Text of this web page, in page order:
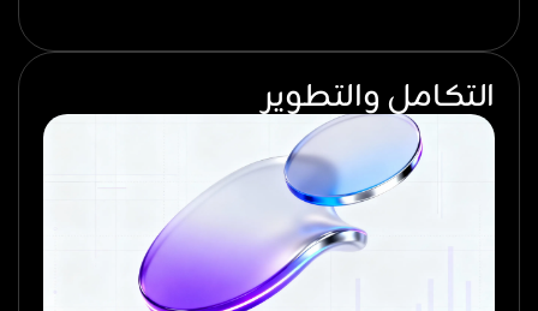
التكامل والتطوير